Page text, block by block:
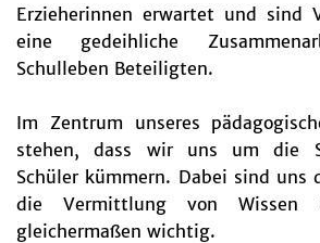
Erzieherinnen erwartet und sind
eine gedeihliche
Schulleben Beteiligten.
Im Zentrum unseres
stehen, dass wir uns um die
Schüler kümmern. Dabei sind uns
die Vermittlung von Wissen
gleichermaßen wichtig.